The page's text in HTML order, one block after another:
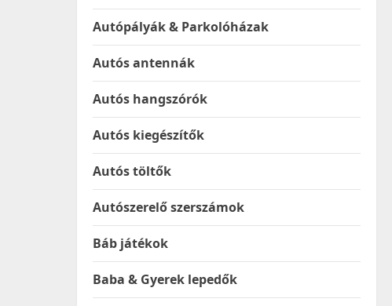
Autópályák & Parkolóházak
Autós antennák
Autós hangszórók
Autós kiegészítők
Autós töltők
Autószerelő szerszámok
Báb játékok
Baba & Gyerek lepedők